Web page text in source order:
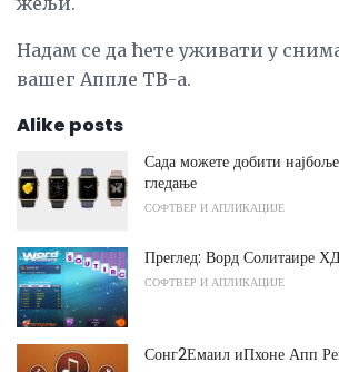
Надам се да ћете уживати у
вашег Аппле ТВ-а.
Alike posts
Сада можете добити
гледање
СОФТВЕР И АПЛИКАЦИЈЕ
Преглед: Ворд Солитаире
СОФТВЕР И АПЛИКАЦИЈЕ
Сонг2Емаил иПхоне Апп